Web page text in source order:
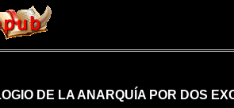
DE LA ANARQUÍA POR DOS